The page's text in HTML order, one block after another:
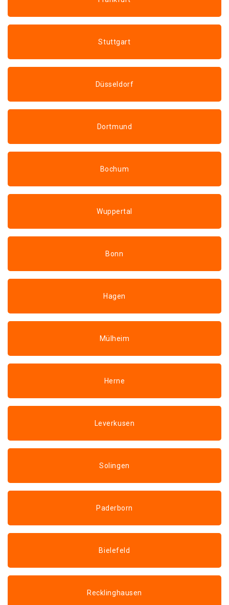
Stuttgart
Düsseldorf
Dortmund
Bochum
Wuppertal
Bonn
Hagen
Mülheim
Herne
Leverkusen
Solingen
Paderborn
Bielefeld
Recklinghausen